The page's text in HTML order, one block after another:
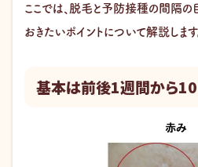
ここでは、脱毛と予防接種の間隔の
おきたいポイントについて解説します
基本は前後1週間から